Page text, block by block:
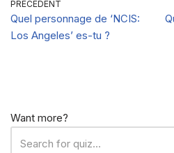
PRÉCÉDENT
Quel personnage de ‘NCIS:
Los Angeles’ es-tu ?
Want more?